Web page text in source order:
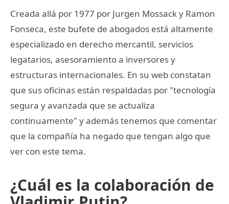
Creada allá por 1977 por Jurgen Mossack y Ramon
Fonseca, este bufete de abogados está altamente
especializado en derecho mercantil, servicios
legatarios, asesoramiento a inversores y
estructuras internacionales. En su web constatan
que sus oficinas están respaldadas por "tecnología
segura y avanzada que se actualiza
continuamente" y además tenemos que comentar
que la compañía ha negado que tengan algo que
ver con este tema.
¿Cuál es la colaboración de